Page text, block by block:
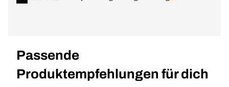
Passende
Produktempfehlungen für dich